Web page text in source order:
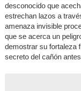
desconocido que
estrechan lazos a
amenaza invisible
que se acerca un
demostrar su fortaleza
secreto del cañón